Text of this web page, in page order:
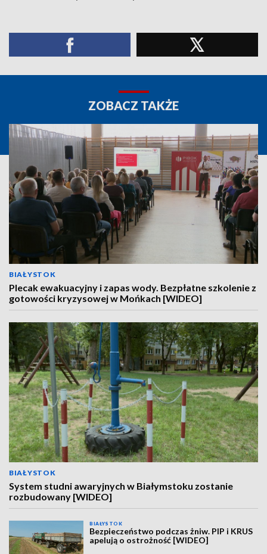
ZOBACZ TAKŻE
BIAŁYSTOK
Plecak ewakuacyjny i zapas wody. Bezpłatne szkolenie z
gotowości kryzysowej w Mońkach [WIDEO]
BIAŁYSTOK
System studni awaryjnych w Białymstoku zostanie
rozbudowany [WIDEO]
BIAŁYSTOK
Bezpieczeństwo podczas żniw. PIP i KRUS
apelują o ostrożność [WIDEO]